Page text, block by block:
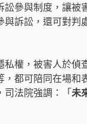
訟參與制度，讓被
訴訟，還可對判
權，被害人於偵
都可陪同在場和
法院強調：「 未